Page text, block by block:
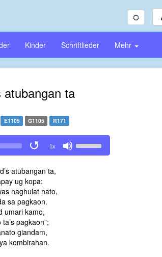
Kinder Schriftlieder Mehr
atubangan ta
E1105 G1105 R171
1x
Up/Down
atubangan ta,
ug kopa:
naghulat nato,
sa pagkaon.
umari kamo,
pagkaon”;
giandam,
kombirahan.